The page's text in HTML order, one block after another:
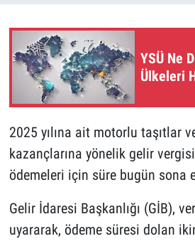
YSÜ Ne
Ülkeleri
2025 yılına ait motorlu taşıtlar
kazançlarına yönelik gelir
ödemeleri için süre bugün sona
Gelir İdaresi Başkanlığı (GİB),
uyararak, ödeme süresi dolan